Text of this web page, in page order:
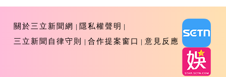
關於三立新聞網
隱私權聲明
三立新聞自律守則
合作提案窗口 意見反應